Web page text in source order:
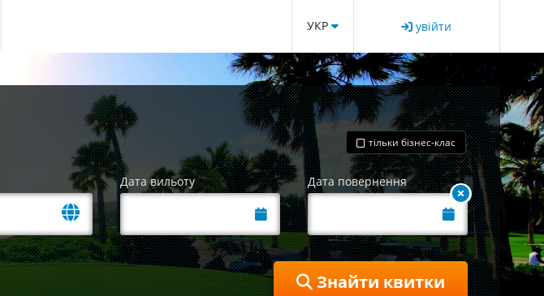
УКР увійти
тільки бізнес-клас
Дата вильоту Дата повернення
Знайти квитки